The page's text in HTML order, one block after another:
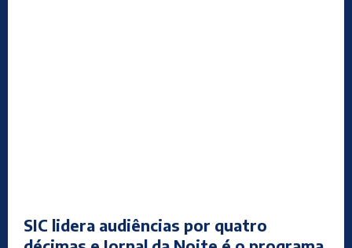
SIC lidera audiências por quatro